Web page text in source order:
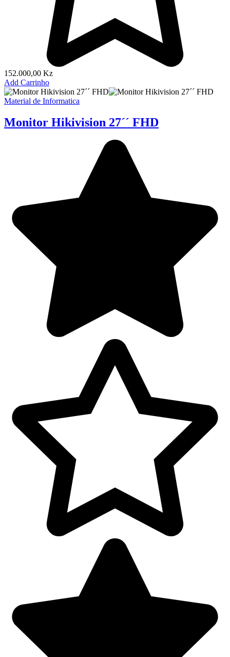
152.000,00 Kz
Add Carrinho
Material de Informatica
Monitor Hikivision 27´´ FHD